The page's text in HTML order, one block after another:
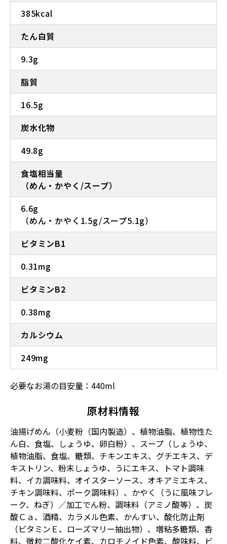
385kcal
たん白質
9.3g
脂質
16.5g
炭水化物
49.8g
食塩相当量
（めん・かやく/スープ）
6.6g
（めん・かやく1.5g/スープ5.1g）
ビタミンB1
0.31mg
ビタミンB2
0.38mg
カルシウム
249mg
必要なお湯の目安量：440ml
原材料情報
油揚げめん（小麦粉（国内製造）、植物油脂、植物性た
ん白、食塩、しょうゆ、卵白粉）、スープ（しょうゆ、
植物油脂、食塩、糖類、チキンエキス、グチエキス、デ
キストリン、粉末しょうゆ、うにエキス、トマト調味
料、イカ調味料、オイスターソース、オキアミエキス、
チキン調味料、ポーク調味料）、かやく（うに風味フレ
ーク、ねぎ）／加工でん粉、調味料（アミノ酸等）、炭
酸Ｃａ、酒精、カラメル色素、かんすい、酸化防止剤
（ビタミンＥ、ローズマリー抽出物）、増粘多糖類、香
料、微粒二酸化ケイ素、カロチノイド色素、酸味料、ビ